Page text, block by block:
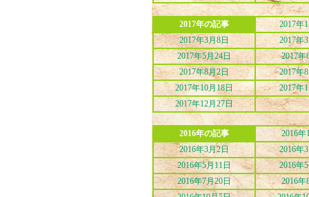
2017年の記事
2017年
2017年3月8日
2017年
2017年5月24日
2017年
2017年8月2日
2017年
2017年10月18日
2017年
2017年12月27日
2016年の記事
2016年
2016年3月2日
2016年
2016年5月11日
2016年
2016年7月20日
2016年